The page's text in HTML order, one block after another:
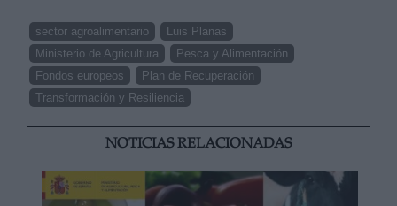
sector agroalimentario
Luis Planas
Ministerio de Agricultura
Pesca y Alimentación
Fondos europeos
Plan de Recuperación
Transformación y Resiliencia
NOTICIAS RELACIONADAS